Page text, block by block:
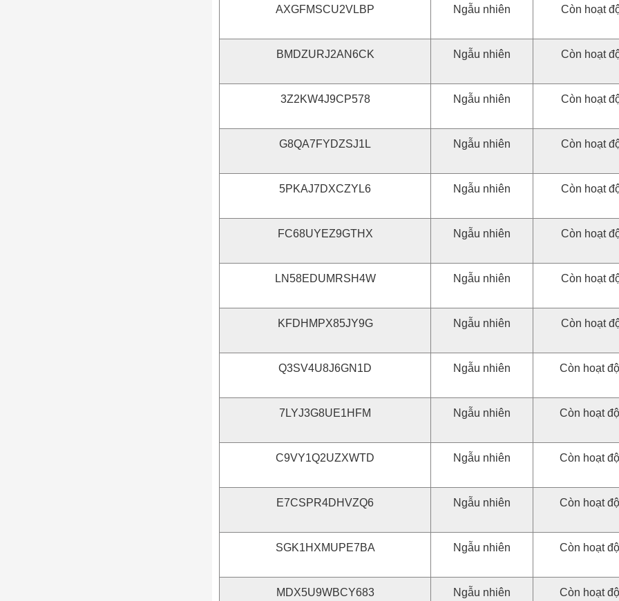
AXGFMSCU2VLBP Ngẫu nhiên Còn hoạt
BMDZURJ2AN6CK Ngẫu nhiên Còn hoạt
3Z2KW4J9CP578 Ngẫu nhiên Còn hoạt
G8QA7FYDZSJ1L Ngẫu nhiên Còn hoạt
5PKAJ7DXCZYL6 Ngẫu nhiên Còn hoạt
FC68UYEZ9GTHX Ngẫu nhiên Còn hoạt
LN58EDUMRSH4W Ngẫu nhiên Còn hoạt
KFDHMPX85JY9G Ngẫu nhiên Còn hoạt
Q3SV4U8J6GN1D Ngẫu nhiên Còn hoạt
7LYJ3G8UE1HFM Ngẫu nhiên Còn hoạt
C9VY1Q2UZXWTD Ngẫu nhiên Còn hoạt
E7CSPR4DHVZQ6 Ngẫu nhiên Còn hoạt
SGK1HXMUPE7BA Ngẫu nhiên Còn hoạt
MDX5U9WBCY683 Ngẫu nhiên Còn hoạt